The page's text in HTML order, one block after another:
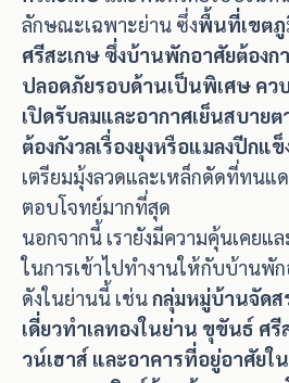
ลักษณะเฉพาะย่าน ซึ่งพื้นที่เขตภู
ศรีสะเกษ ซึ่งบ้านพักอาศัยต้องก
ปลอดภัยรอบด้านเป็นพิเศษ คว
เปิดรับลมและอากาศเย็นสบาย
ต้องกังวลเรื่องยุงหรือแมลงปีกแ
เตรียมมุ้งลวดและเหล็กดัดที่ทนแ
ตอบโจทย์มากที่สุด
นอกจากนี้ เรายังมีความคุ้นเคยแล
ในการเข้าไปทำงานให้กับบ้านพั
ดังในย่านนี้ เช่นกลุ่มหมู่บ้านจัดส
เดี่ยวทำเลทองในย่าน ขุขันธ์ ศ
วน์เฮาส์ และอาคารที่อยู่อาศัยใ